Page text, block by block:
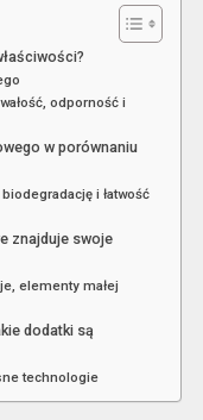
odporność i
w porównaniu
i łatwość
znajduje swoje
elementy małej
dodatki są
technologie